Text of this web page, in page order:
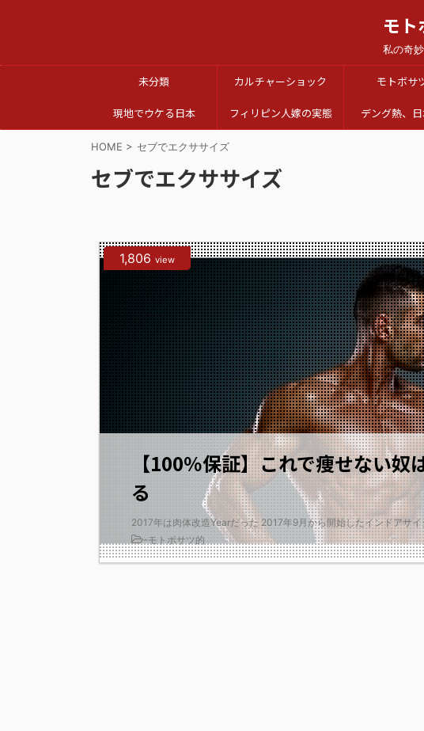
モ
私の奇
未分類 カルチャーショック モトボサ
現地でウケる日本 フィリピン人嫁の実態 デング熱、
HOME > セブでエクササイズ
セブでエクササイズ
1,806 view
【100％保証】これで痩せない
る
2017年は肉体改造Yearだった 2017年9月から開始したインドアサ
-モトボサツ的